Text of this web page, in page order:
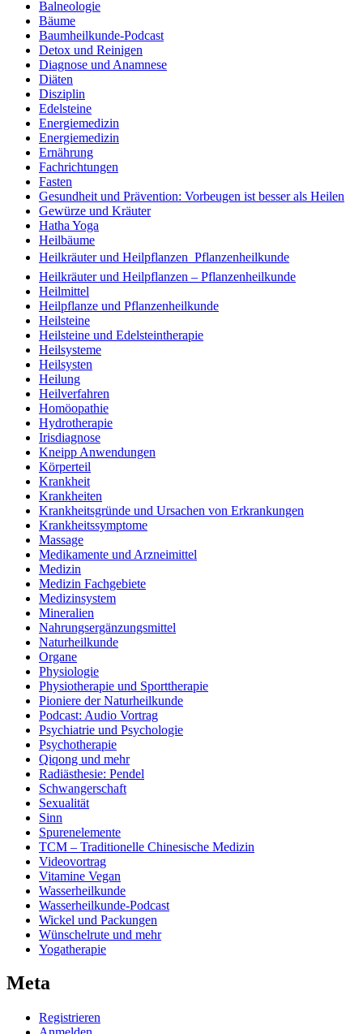
Balneologie
Bäume
Baumheilkunde-Podcast
Detox und Reinigen
Diagnose und Anamnese
Diäten
Disziplin
Edelsteine
Energiemedizin
Energiemedizin
Ernährung
Fachrichtungen
Fasten
Gesundheit und Prävention: Vorbeugen ist besser als Heilen
Gewürze und Kräuter
Hatha Yoga
Heilbäume
Heilkräuter und Heilpflanzen  Pflanzenheilkunde
Heilkräuter und Heilpflanzen – Pflanzenheilkunde
Heilmittel
Heilpflanze und Pflanzenheilkunde
Heilsteine
Heilsteine und Edelsteintherapie
Heilsysteme
Heilsysten
Heilung
Heilverfahren
Homöopathie
Hydrotherapie
Irisdiagnose
Kneipp Anwendungen
Körperteil
Krankheit
Krankheiten
Krankheitsgründe und Ursachen von Erkrankungen
Krankheitssymptome
Massage
Medikamente und Arzneimittel
Medizin
Medizin Fachgebiete
Medizinsystem
Mineralien
Nahrungsergänzungsmittel
Naturheilkunde
Organe
Physiologie
Physiotherapie und Sporttherapie
Pioniere der Naturheilkunde
Podcast: Audio Vortrag
Psychiatrie und Psychologie
Psychotherapie
Qiqong und mehr
Radiästhesie: Pendel
Schwangerschaft
Sexualität
Sinn
Spurenelemente
TCM – Traditionelle Chinesische Medizin
Videovortrag
Vitamine Vegan
Wasserheilkunde
Wasserheilkunde-Podcast
Wickel und Packungen
Wünschelrute und mehr
Yogatherapie
Meta
Registrieren